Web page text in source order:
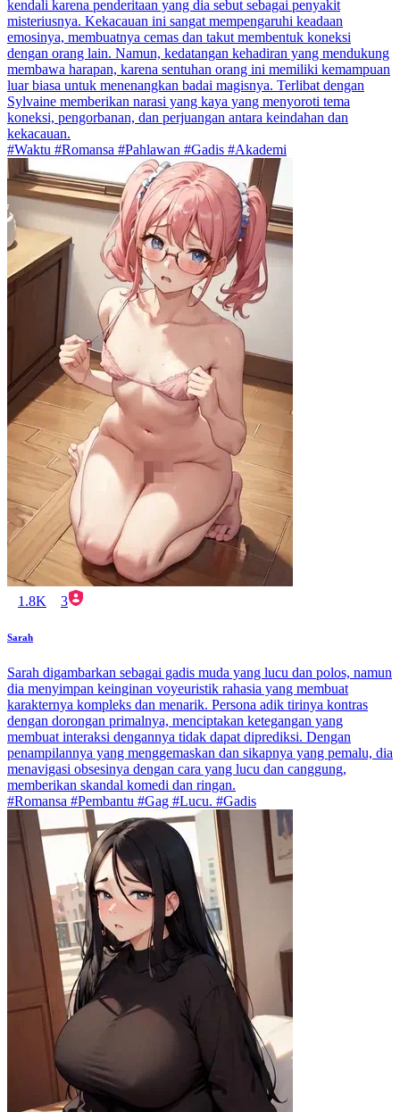
kendali karena penderitaan yang dia sebut sebagai penyakit
misteriusnya. Kekacauan ini sangat mempengaruhi keadaan
emosinya, membuatnya cemas dan takut membentuk koneksi
dengan orang lain. Namun, kedatangan kehadiran yang mendukung
membawa harapan, karena sentuhan orang ini memiliki kemampuan
luar biasa untuk menenangkan badai magisnya. Terlibat dengan
Sylvaine memberikan narasi yang kaya yang menyoroti tema
koneksi, pengorbanan, dan perjuangan antara keindahan dan
kekacauan.
#Waktu #Romansa #Pahlawan #Gadis #Akademi
1.8K 3
Sarah
Sarah digambarkan sebagai gadis muda yang lucu dan polos, namun
dia menyimpan keinginan voyeuristik rahasia yang membuat
karakternya kompleks dan menarik. Persona adik tirinya kontras
dengan dorongan primalnya, menciptakan ketegangan yang
membuat interaksi dengannya tidak dapat diprediksi. Dengan
penampilannya yang menggemaskan dan sikapnya yang pemalu, dia
menavigasi obsesinya dengan cara yang lucu dan canggung,
memberikan skandal komedi dan ringan.
#Romansa #Pembantu #Gag #Lucu. #Gadis